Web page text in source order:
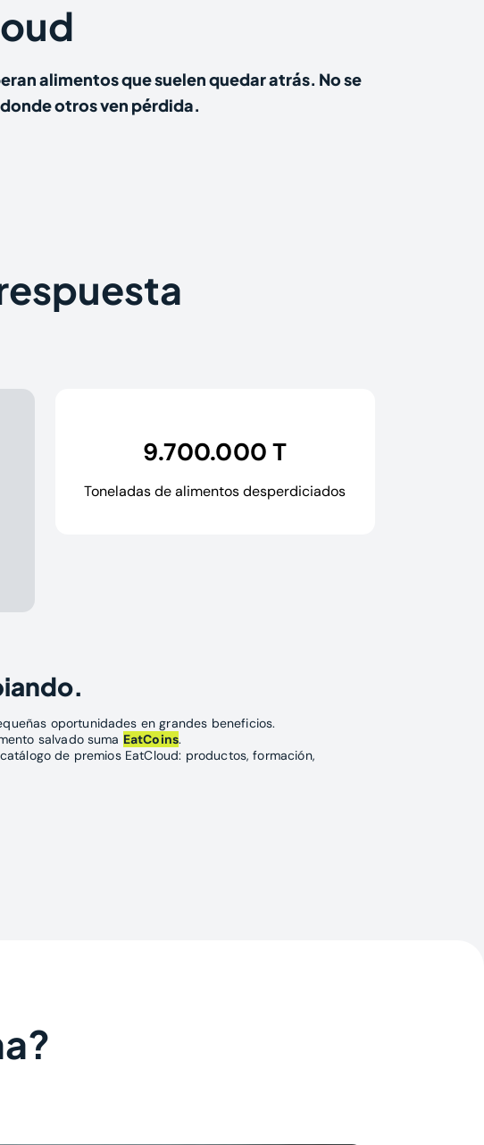
alimentos que suelen quedar atrás. No se
otros ven pérdida.
9.700.000 T
Toneladas de alimentos desperdiciados
oportunidades en grandes beneficios.
salvado suma EatCoins.
de premios EatCloud: productos, formación,